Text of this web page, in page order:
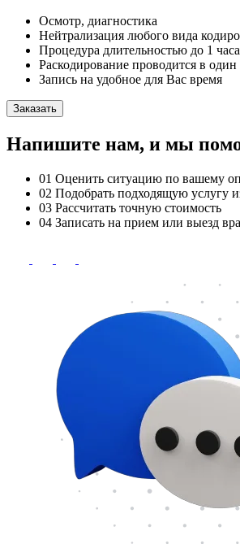
Осмотр, диагностика
Нейтрализация любого вида
Процедура длительностью до 1 часа
Раскодирование проводится в один
Запись на удобное для Вас время
Заказать
Напишите нам, и мы
01 Оценить ситуацию по вашему
02 Подобрать подходящую услугу
03 Рассчитать точную стоимость
04 Записать на прием или выезд